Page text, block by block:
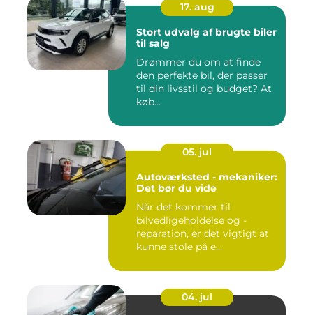
17. aug
Stort udvalg af brugte biler
til salg
Drømmer du om at finde
den perfekte bil, der passer
til din livsstil og budget? At
køb...
05. jul
Autoværksted - mekaniker:
Det bør du vide
Når det kommer til
bilvedligeholdelse og -
reparation, er det vigtigt at
kunne stole på e...
04. jul